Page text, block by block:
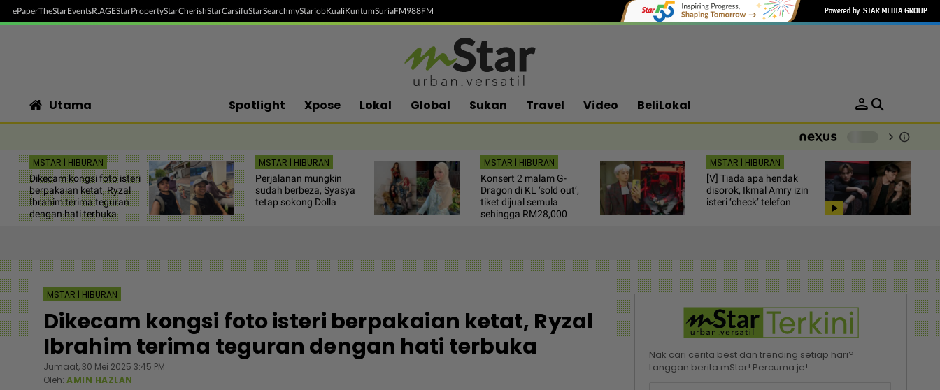
ePaperTheStarEventsR.AGEStarPropertyStarCherishStarCarsifuStarSearchmyStarjobKualiKuntumSuriaFM988FM
Utama Spotlight Xpose Lokal Global Sukan Travel Video BeliLokal person
chevron_right info
MSTAR | HIBURAN
Dikecam kongsi foto isteri
berpakaian ketat, Ryzal
Ibrahim terima teguran
dengan hati terbuka
MSTAR | HIBURAN
Perjalanan mungkin
sudah berbeza, Syasya
tetap sokong Dolla
MSTAR | HIBURAN
Konsert 2 malam G-
Dragon di KL ‘sold out’,
tiket dijual semula
sehingga RM28,000
MSTAR | HIBURAN
[V] Tiada apa hendak
disorok, Ikmal Amry izin
isteri ‘check’ telefon
MSTAR | HIBURAN
Dikecam kongsi foto isteri berpakaian ketat, Ryzal
Ibrahim terima teguran dengan hati terbuka
Jumaat, 30 Mei 2025 3:45 PM
Oleh: AMIN HAZLAN
Nak cari cerita best dan trending setiap hari?
Langgan berita mStar! Percuma je!